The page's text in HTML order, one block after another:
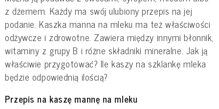
z dżemem. Każdy ma swój ulubiony przepis na jej
podanie. Kaszka manna na mleku ma też właściwości
odżywcze i zdrowotne. Zawiera między innymi błonnik,
witaminy z grupy B i różne składniki mineralne. Jak ją
właściwie przygotować? Ile kaszy na szklankę mleka
będzie odpowiednią ilością?
Przepis na kaszę mannę na mleku